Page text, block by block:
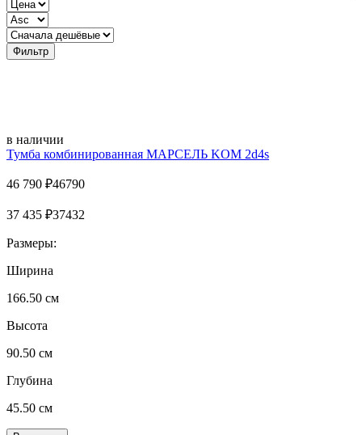
в наличии
Тумба комбинированная МАРСЕЛЬ KOM 2d4s
46 790 ₽46790
37 435 ₽37432
Размеры:
Ширина
166.50 см
Высота
90.50 см
Глубина
45.50 см